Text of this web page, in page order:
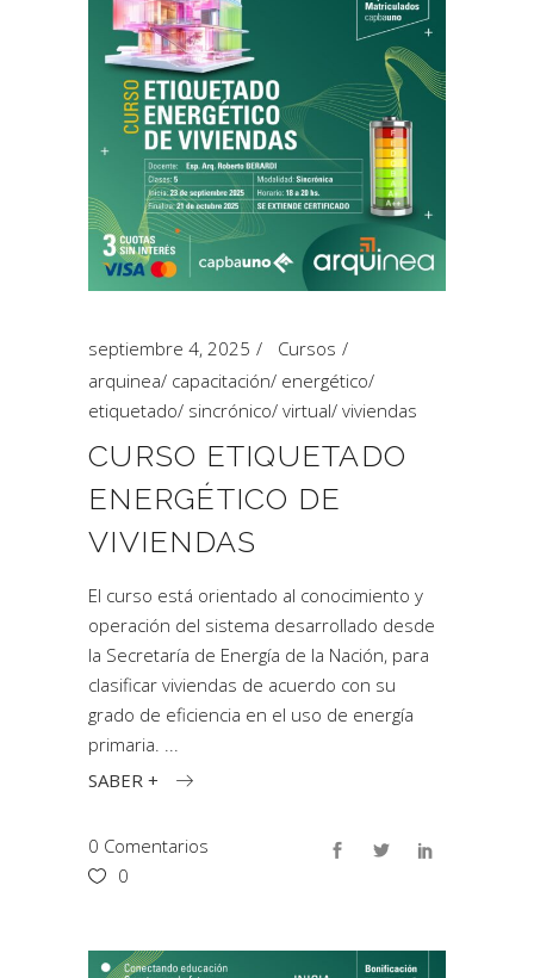
septiembre 4, 2025
Cursos
arquinea/ capacitación/ energético/
etiquetado/ sincrónico/ virtual/ viviendas
CURSO ETIQUETADO
ENERGÉTICO DE
VIVIENDAS
El curso está orientado al conocimiento y
operación del sistema desarrollado desde
la Secretaría de Energía de la Nación, para
clasificar viviendas de acuerdo con su
grado de eficiencia en el uso de energía
primaria.
SABER +
0 Comentarios
0